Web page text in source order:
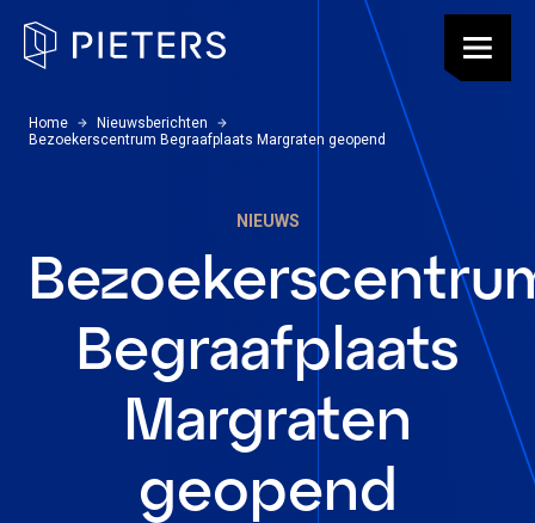
Pieters, terug naar de homepagina
Menu
U bevindt zich hier:
Home
Nieuwsberichten
Bezoekerscentrum Begraafplaats Margraten geopend
NIEUWS
Begraafplaats
Margraten
geopend